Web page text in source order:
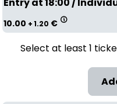
Entry at 18:00 /
10.00 + 1.20 €
Select at least 1